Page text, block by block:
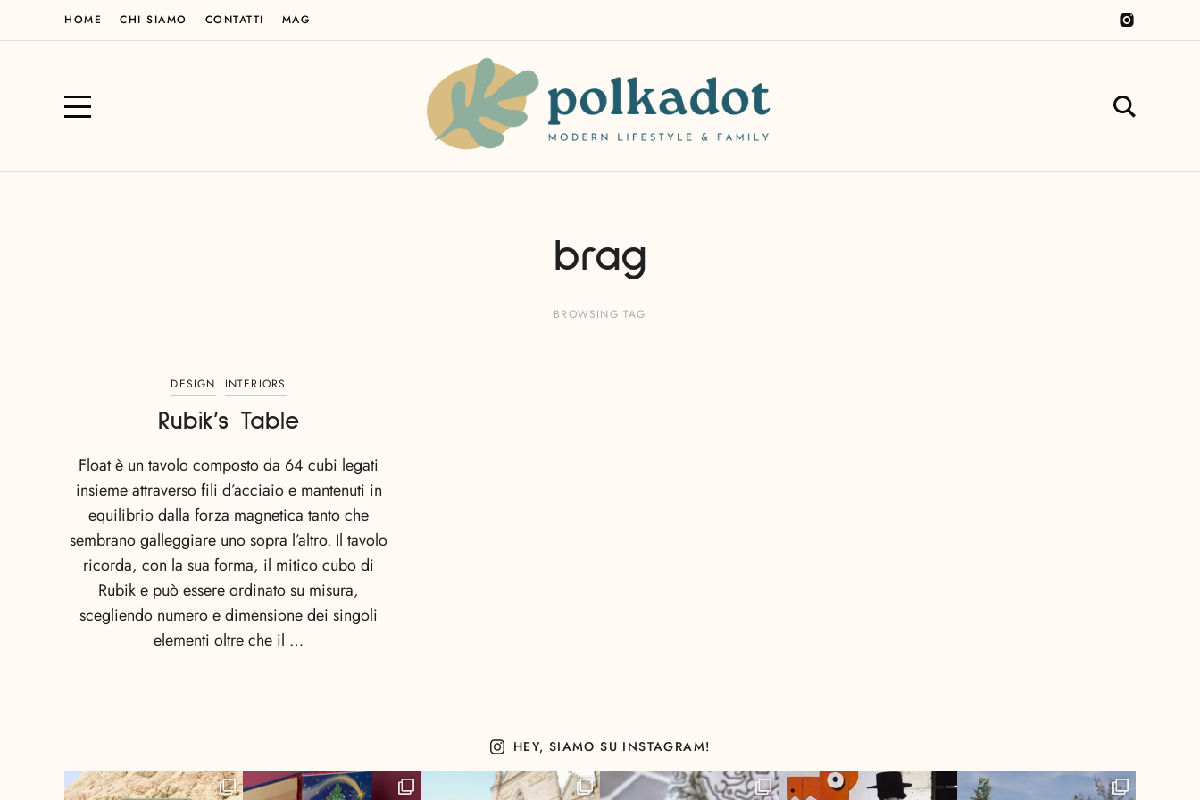
HOME CHI SIAMO CONTATTI MAG
brag
BROWSING TAG
DESIGN INTERIORS
Rubik’s Table
Float è un tavolo composto da 64 cubi legati
insieme attraverso fili d’acciaio e mantenuti in
equilibrio dalla forza magnetica tanto che
sembrano galleggiare uno sopra l’altro. Il tavolo
ricorda, con la sua forma, il mitico cubo di
Rubik e può essere ordinato su misura,
scegliendo numero e dimensione dei singoli
elementi oltre che il …
HEY, SIAMO SU INSTAGRAM!